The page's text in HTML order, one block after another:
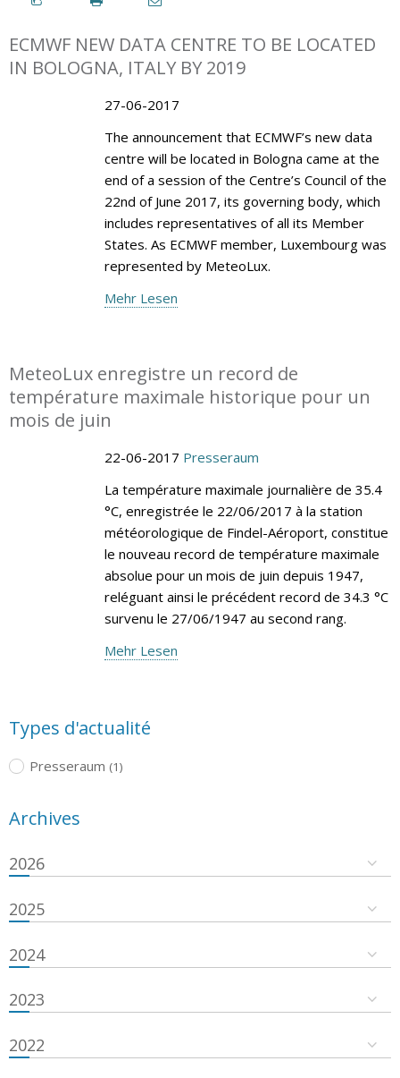
ECMWF NEW DATA CENTRE TO BE LOCATED
IN BOLOGNA, ITALY BY 2019
27-06-2017
The announcement that ECMWF’s new data
centre will be located in Bologna came at the
end of a session of the Centre’s Council of the
22nd of June 2017, its governing body, which
includes representatives of all its Member
States. As ECMWF member, Luxembourg was
represented by MeteoLux.
Mehr Lesen
MeteoLux enregistre un record de
température maximale historique pour un
mois de juin
22-06-2017 Presseraum
La température maximale journalière de 35.4
°C, enregistrée le 22/06/2017 à la station
météorologique de Findel-Aéroport, constitue
le nouveau record de température maximale
absolue pour un mois de juin depuis 1947,
reléguant ainsi le précédent record de 34.3 °C
survenu le 27/06/1947 au second rang.
Mehr Lesen
Types d'actualité
Presseraum (1)
Archives
2026
2025
2024
2023
2022